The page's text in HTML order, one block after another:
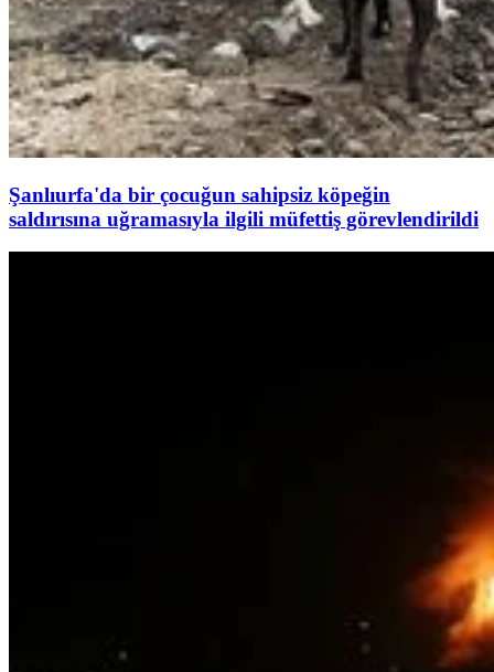
Şanlıurfa'da bir çocuğun sahipsiz köpeğin
saldırısına uğramasıyla ilgili müfettiş görevlendirildi